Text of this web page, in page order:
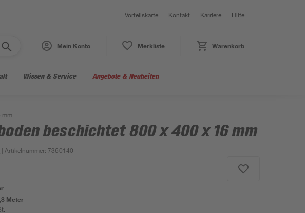
Vorteilskarte Kontakt Karriere Hilfe
Mein Konto Merkliste Warenkorb
Wissen & Service Angebote & Neuheiten
mm
beschichtet 800 x 400 x 16 mm
| Artikelnummer: 7360140
Meter